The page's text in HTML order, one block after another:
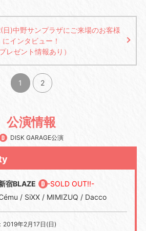
)中野サンプラザにご来場のお客様
にインタビュー！
プレゼント情報あり）
1 2
公演情報
DISK GARAGE公演
宿BLAZE
-SOLD OUT!!-
/ SiXX / MIMIZUQ / Dacco
年2月17日(日)